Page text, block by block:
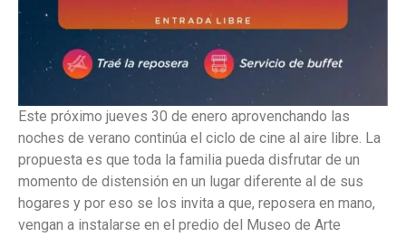
Este próximo jueves 30 de enero aprovenchando las
noches de verano continúa el ciclo de cine al aire libre. La
propuesta es que toda la familia pueda disfrutar de un
momento de distensión en un lugar diferente al de sus
hogares y por eso se los invita a que, reposera en mano,
vengan a instalarse en el predio del Museo de Arte